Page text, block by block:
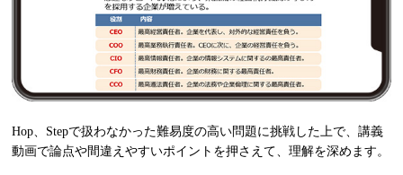
Hop、Stepで扱わなかった難易度の高い問題に挑戦した上で、講義
動画で論点や間違えやすいポイントを押さえて、理解を深めます。